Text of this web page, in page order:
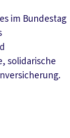
im Bundestag
solidarische